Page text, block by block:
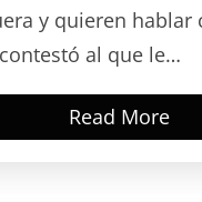
y quieren hablar
al que le…
Read More